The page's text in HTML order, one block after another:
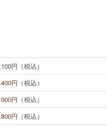
円（税込）
円（税込）
円（税込）
円（税込）